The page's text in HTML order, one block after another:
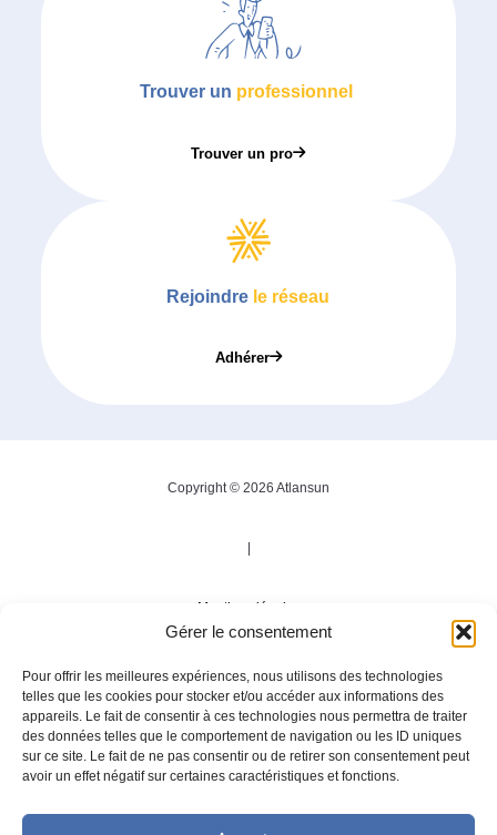
Gérer le consentement
Pour offrir les meilleures expériences, nous utilisons des technologies
telles que les cookies pour stocker et/ou accéder aux informations des
appareils. Le fait de consentir à ces technologies nous permettra de traiter
des données telles que le comportement de navigation ou les ID uniques
sur ce site. Le fait de ne pas consentir ou de retirer son consentement peut
avoir un effet négatif sur certaines caractéristiques et fonctions.
Trouver un professionnel
Trouver un pro
Rejoindre le réseau
Adhérer
Copyright © 2026 Atlansun
Mentions légales
Politique de confidentialité